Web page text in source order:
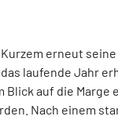
erneut seine
laufende Jahr
Blick auf die Marge
Nach einem